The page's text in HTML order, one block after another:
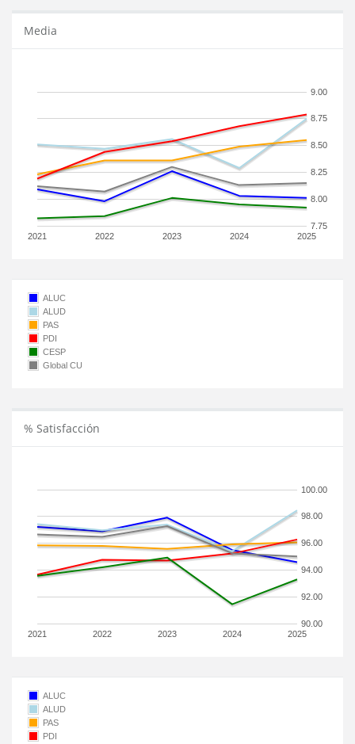
Media
2021 2022 2023 2024 2025
7.75
8.00
8.25
8.50
8.75
9.00
ALUC
ALUD
PAS
PDI
CESP
Global CU
% Satisfacción
2021 2022 2023 2024 2025
90.00
92.00
94.00
96.00
98.00
100.00
ALUC
ALUD
PAS
PDI